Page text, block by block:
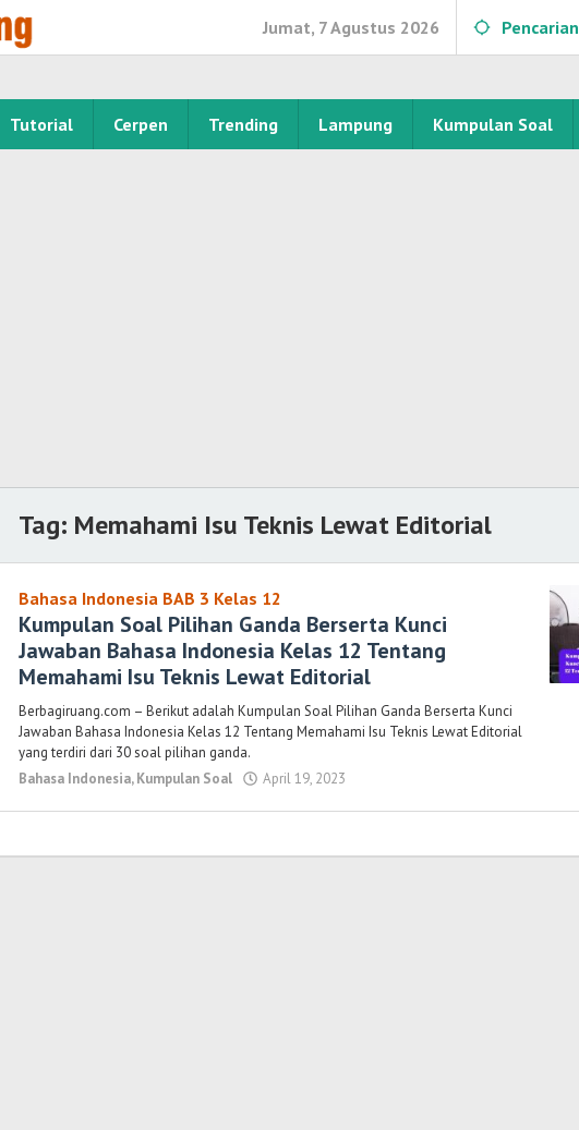
Jumat, 7 Agustus 2026 Pencarian
Tutorial Cerpen Trending Lampung Kumpulan Soal
Tag: Memahami Isu Teknis Lewat Editorial
Bahasa Indonesia BAB 3 Kelas 12
Kumpulan Soal Pilihan Ganda Berserta Kunci
Jawaban Bahasa Indonesia Kelas 12 Tentang
Memahami Isu Teknis Lewat Editorial
Berbagiruang.com – Berikut adalah Kumpulan Soal Pilihan Ganda Berserta Kunci
Jawaban Bahasa Indonesia Kelas 12 Tentang Memahami Isu Teknis Lewat Editorial
yang terdiri dari 30 soal pilihan ganda.
Bahasa Indonesia,Kumpulan Soal April 19, 2023